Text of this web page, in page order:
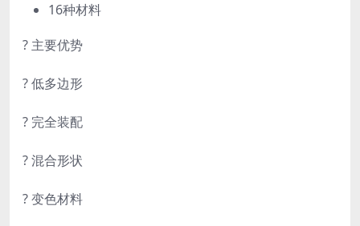
16种材料
? 主要优势
? 低多边形
? 完全装配
? 混合形状
? 变色材料